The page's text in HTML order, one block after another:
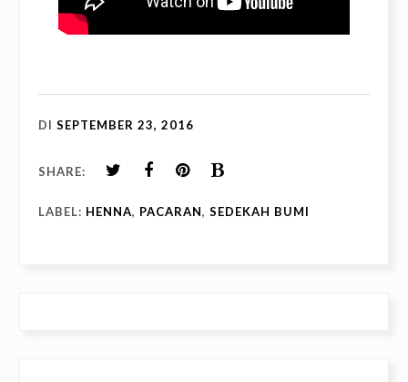
DI SEPTEMBER 23, 2016
SHARE:
LABEL: HENNA, PACARAN, SEDEKAH BUMI